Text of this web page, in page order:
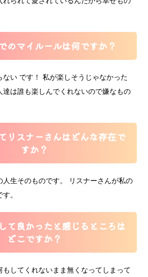
のマイルールは何ですか？
ない です！ 私が楽しそうじゃなかった
達は誰も楽しんでくれないので嫌なもの
リスナーさんはどんな存在で
すか？
人生そのものです。 リスナーさんが私の
。
て良かったと感じるところは
どこですか？
もしてくれないまま無くなってしまって